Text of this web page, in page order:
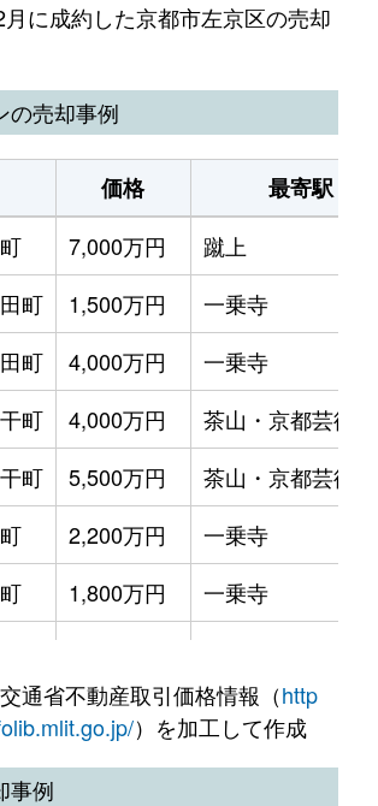
に成約した京都市左京区の売却
の売却事例
価格
最寄駅
7,000万円
蹴上
町
1,500万円
一乗寺
町
4,000万円
一乗寺
町
4,000万円
茶山・京都芸術
町
5,500万円
茶山・京都芸術
2,200万円
一乗寺
1,800万円
一乗寺
2,700万円
八幡前(京都)
町
3,600万円
宝ケ池
通省不動産取引価格情報（http
）を加工して作成
事例